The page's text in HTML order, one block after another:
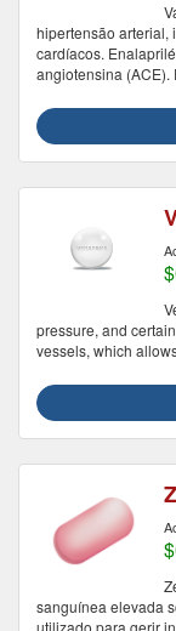
hipertensão arterial,
cardíacos.
angiotensina (ACE).
pressure, and
vessels, which
sanguínea elevada
utilizado para gerir